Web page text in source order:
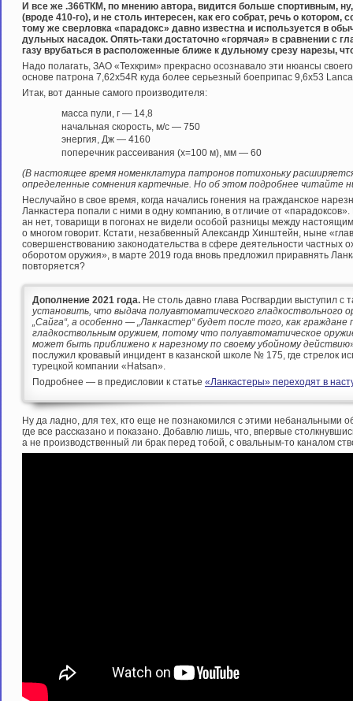
И все же .366ТКМ, по мнению автора, видится больше спортивным,
(вроде 410-го), и не столь интересен, как его собрат, речь о котором,
тому же сверловка «парадокс» давно известна и используется в
дульных насадок. Опять-таки достаточно «горячая» в сравнении с
газу врубаться в расположенные ближе к дульному срезу нарезы,
Надо полагать, ЗАО «Техкрим» прекрасно осознавало эти нюансы
основе патрона 7,62х54R куда более серьезный боеприпас 9,6х53
Итак, вот данные самого производителя:
масса пули, г — 14,8
начальная скорость, м/с — 750
энергия, Дж — 4160
поперечник рассеивания (х=100 м), мм — 60
(В настоящее время номенклатура патронов потихоньку
определенные сомнения картечные. Но об этом подробнее читайте
Неслучайно в свое время, когда начались гонения на гражданское
Ланкастера попали с ними в одну компанию, в отличие от
ан нет, товарищи в погонах не видели особой разницы между
о многом говорит. Кстати, незабвенный Александр Хинштейн, ныне
совершенствованию законодательства в сфере деятельности частных
оборотом оружия», в марте 2019 года вновь предложил приравнять
повторяется?
Дополнение 2021 года. Не столь давно глава Росгвардии выступил с
установить, что выдача полуавтоматического гладкоствольного
„Сайга“, а особенно — „Ланкастер“ будет после того, как
гладкоствольным оружием, потому что полуавтоматическое
может быть приближено к нарезному по своему убойному действию
послужил кровавый инцидент в казанской школе № 175, где стрелок
турецкой компании «Hatsan».
Подробнее — в предисловии к статье «Ланкастеры» переходят в
Ну да ладно, для тех, кто еще не познакомился с этими небанальными
где все рассказано и показано. Добавлю лишь, что, впервые
а не производственный ли брак перед тобой, с овальным-то каналом